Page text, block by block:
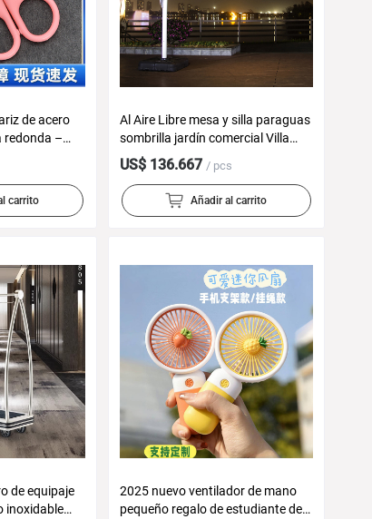
de acero
redonda –
hogar,
carrito
Al Aire Libre mesa y silla paraguas
sombrilla jardín comercial Villa
jardín sombrilla balcón al aire libre
paraguas Romano
US$ 136.667 / pcs
Añadir al carrito
de equipaje
inoxidable
2025 nuevo ventilador de mano
pequeño regalo de estudiante de